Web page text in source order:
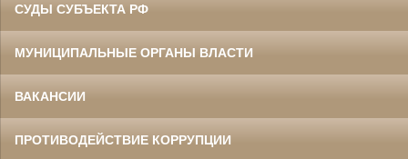
СУДЫ СУБЪЕКТА РФ
МУНИЦИПАЛЬНЫЕ ОРГАНЫ ВЛАСТИ
ВАКАНСИИ
ПРОТИВОДЕЙСТВИЕ КОРРУПЦИИ